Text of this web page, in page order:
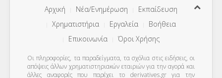
Αρχική Νέα/Ενημέρωση
Εκπαίδευση
Χρηματιστήρια
Εργαλεία
Βοήθεια
Επικοινωνία
Όροι Χρήσης
Οι πληροφορίες, τα παραδείγματα, τα σχόλια στις ειδήσεις, οι
απόψεις άλλων χρηματιστηριακών εταιριών για την αγορά και
άλλες αναφορές που παρέχει το derivatives.gr για την